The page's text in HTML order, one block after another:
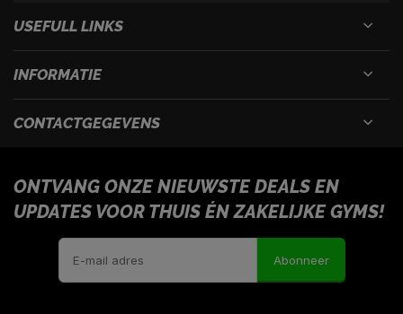
USEFULL LINKS
INFORMATIE
CONTACTGEGEVENS
ONTVANG ONZE NIEUWSTE DEALS EN
UPDATES VOOR THUIS ÉN ZAKELIJKE GYMS!
Abonneer